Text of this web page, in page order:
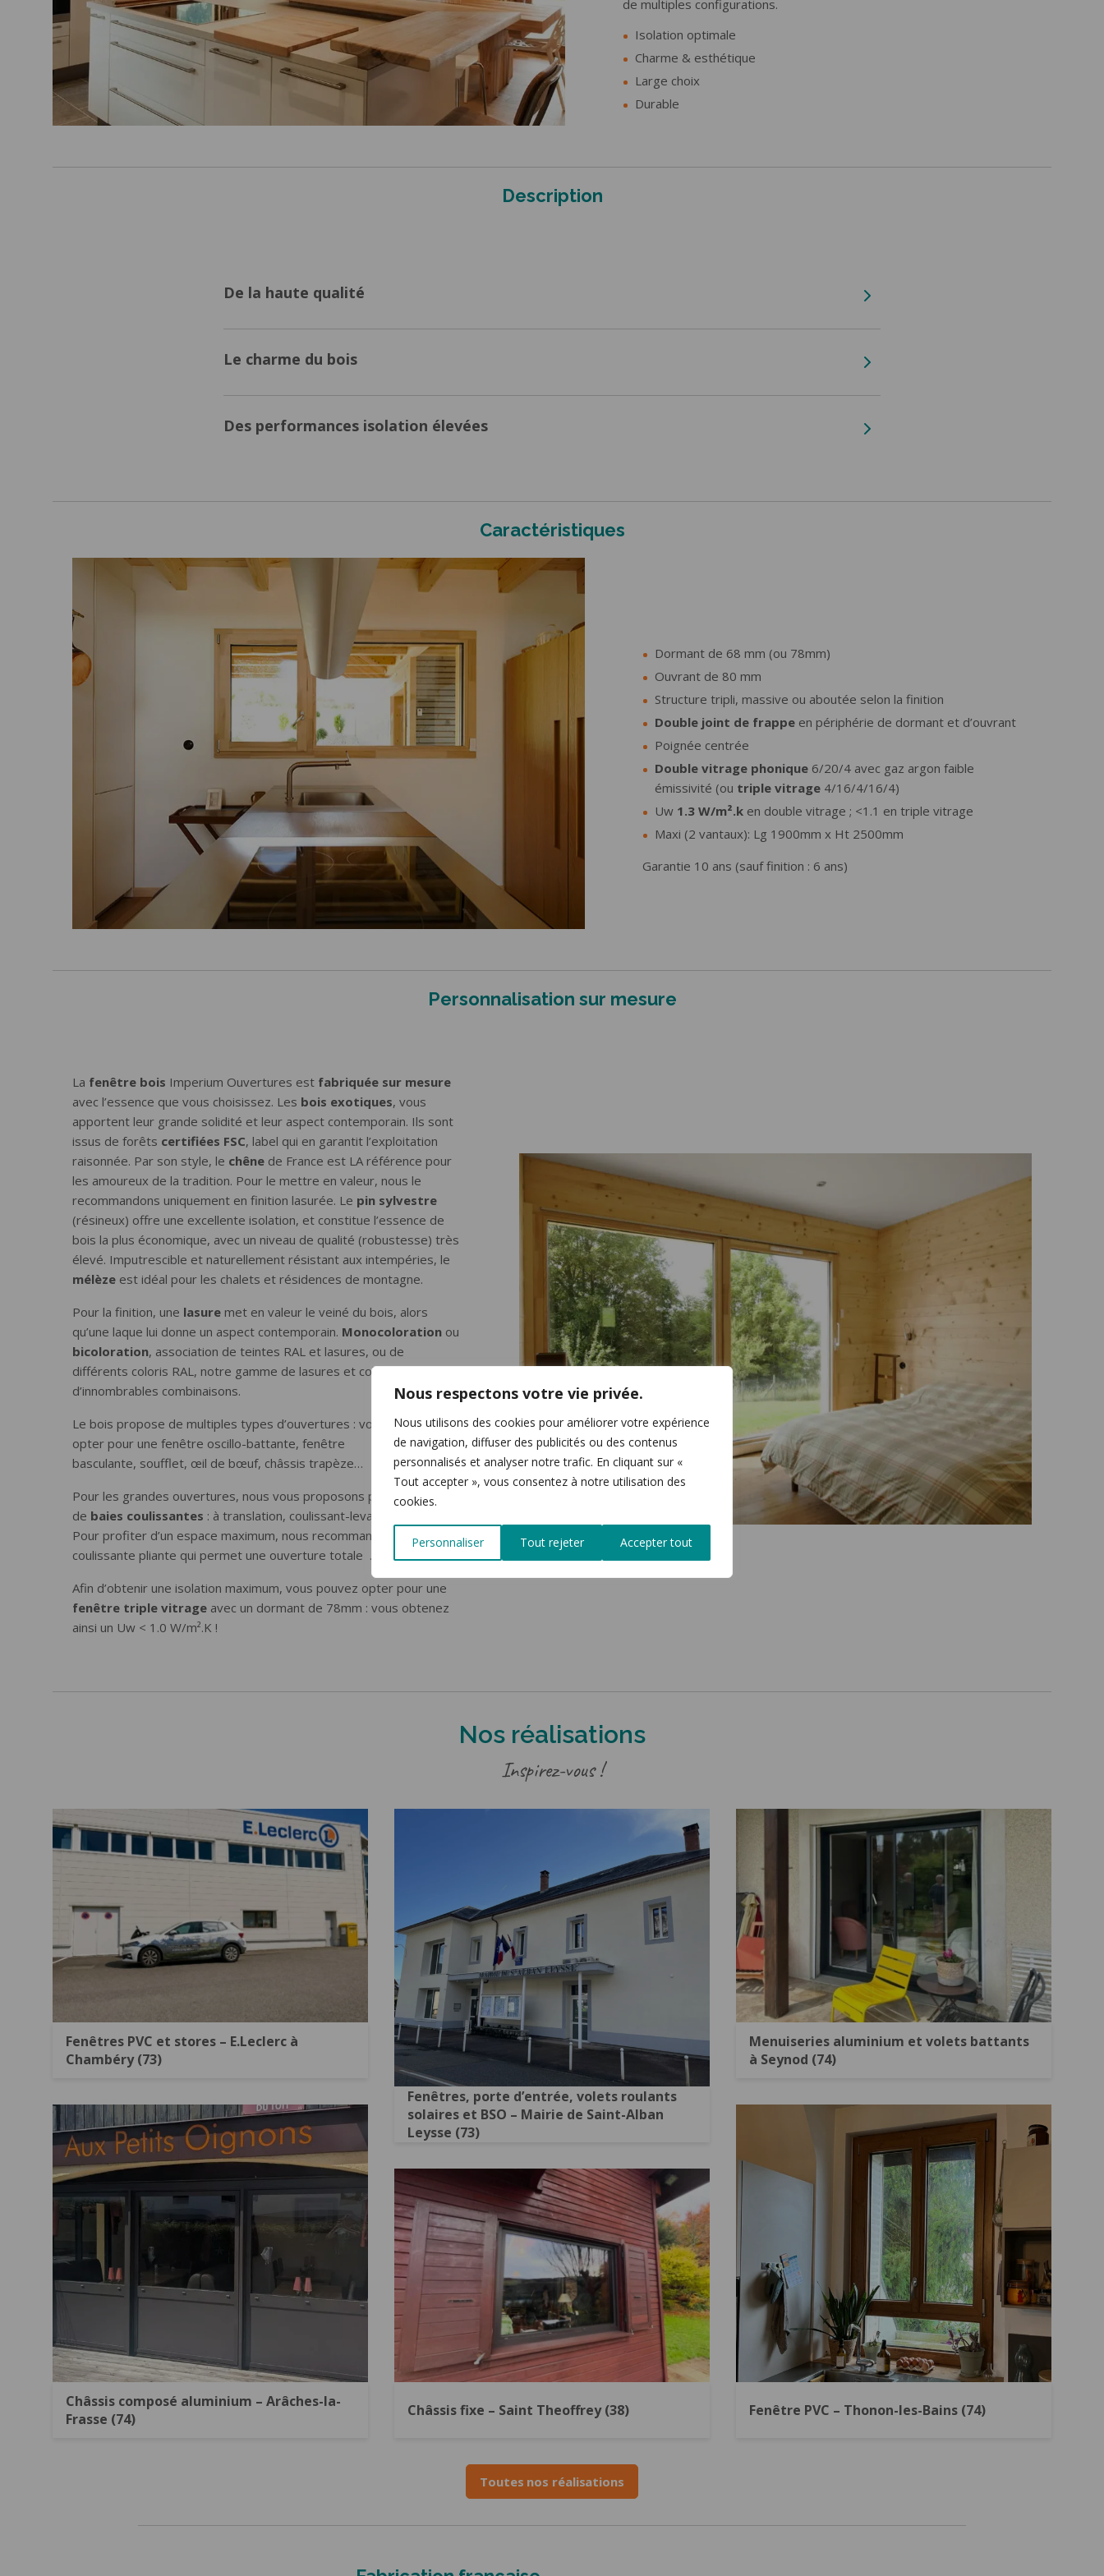
Nous respectons votre vie privée.
Nous utilisons des cookies pour améliorer votre expérience
de navigation, diffuser des publicités ou des contenus
personnalisés et analyser notre trafic. En cliquant sur «
Tout accepter », vous consentez à notre utilisation des
cookies.
Personnaliser Tout rejeter Accepter tout
Porte d’entrée
d’appartement
Porte blindée
appartement
PORTES DE GARAGE
Sectionnelle latérale
Sectionnelle plafond
Battante bois
Battante aluminium
Enroulable
CLÔTURES & GARDE-
CORPS
Portail coulissant
Portail battant
Portillon
Clôture
Garde-corps
de multiples configurations.
Isolation optimale
Charme & esthétique
Large choix
Durable
Description
De la haute qualité
Le charme du bois
Des performances isolation élevées
Caractéristiques
Dormant de 68 mm (ou 78mm)
Ouvrant de 80 mm
Structure tripli, massive ou aboutée selon la finition
Double joint de frappe en périphérie de dormant et d’ouvrant
Poignée centrée
Double vitrage phonique 6/20/4 avec gaz argon faible
émissivité (ou triple vitrage 4/16/4/16/4)
Uw 1.3 W/m².k en double vitrage ; <1.1 en triple vitrage
Maxi (2 vantaux): Lg 1900mm x Ht 2500mm
Garantie 10 ans (sauf finition : 6 ans)
Personnalisation sur mesure
La fenêtre bois Imperium Ouvertures est fabriquée sur mesure
avec l’essence que vous choisissez. Les bois exotiques, vous
apportent leur grande solidité et leur aspect contemporain. Ils sont
issus de forêts certifiées FSC, label qui en garantit l’exploitation
raisonnée. Par son style, le chêne de France est LA référence pour
les amoureux de la tradition. Pour le mettre en valeur, nous le
recommandons uniquement en finition lasurée. Le pin sylvestre
(résineux) offre une excellente isolation, et constitue l’essence de
bois la plus économique, avec un niveau de qualité (robustesse) très
élevé. Imputrescible et naturellement résistant aux intempéries, le
mélèze est idéal pour les chalets et résidences de montagne.
Pour la finition, une lasure met en valeur le veiné du bois, alors
qu’une laque lui donne un aspect contemporain. Monocoloration ou
bicoloration, association de teintes RAL et lasures, ou de
différents coloris RAL, notre gamme de lasures et coloris offre
d’innombrables combinaisons.
Le bois propose de multiples types d’ouvertures : vous pouvez
opter pour une fenêtre oscillo-battante, fenêtre
basculante, soufflet, œil de bœuf, châssis trapèze…
Pour les grandes ouvertures, nous vous proposons plusieurs types
de baies coulissantes : à translation, coulissant-levant, à galandage.
Pour profiter d’un espace maximum, nous recommandons la baie
coulissante pliante qui permet une ouverture totale …
Afin d’obtenir une isolation maximum, vous pouvez opter pour une
fenêtre triple vitrage avec un dormant de 78mm : vous obtenez
ainsi un Uw < 1.0 W/m².K !
Nos réalisations
Inspirez-vous !
Fenêtres PVC et stores – E.Leclerc à
Chambéry (73)
Fenêtres, porte d’entrée, volets roulants
solaires et BSO – Mairie de Saint-Alban
Leysse (73)
Menuiseries aluminium et volets battants
à Seynod (74)
Châssis composé aluminium – Arâches-la-
Frasse (74)
Châssis fixe – Saint Theoffrey (38) Fenêtre PVC – Thonon-les-Bains (74)
Toutes nos réalisations